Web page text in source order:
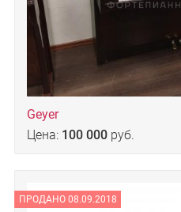
Geyer
Цена: 100 000 руб.
ПРОДАНО 08.09.2018